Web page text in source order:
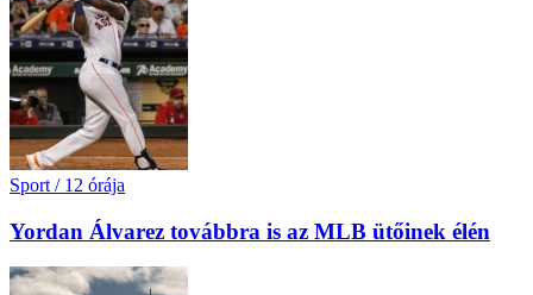
Sport / 12 órája
Yordan Álvarez továbbra is az MLB ütőinek élén